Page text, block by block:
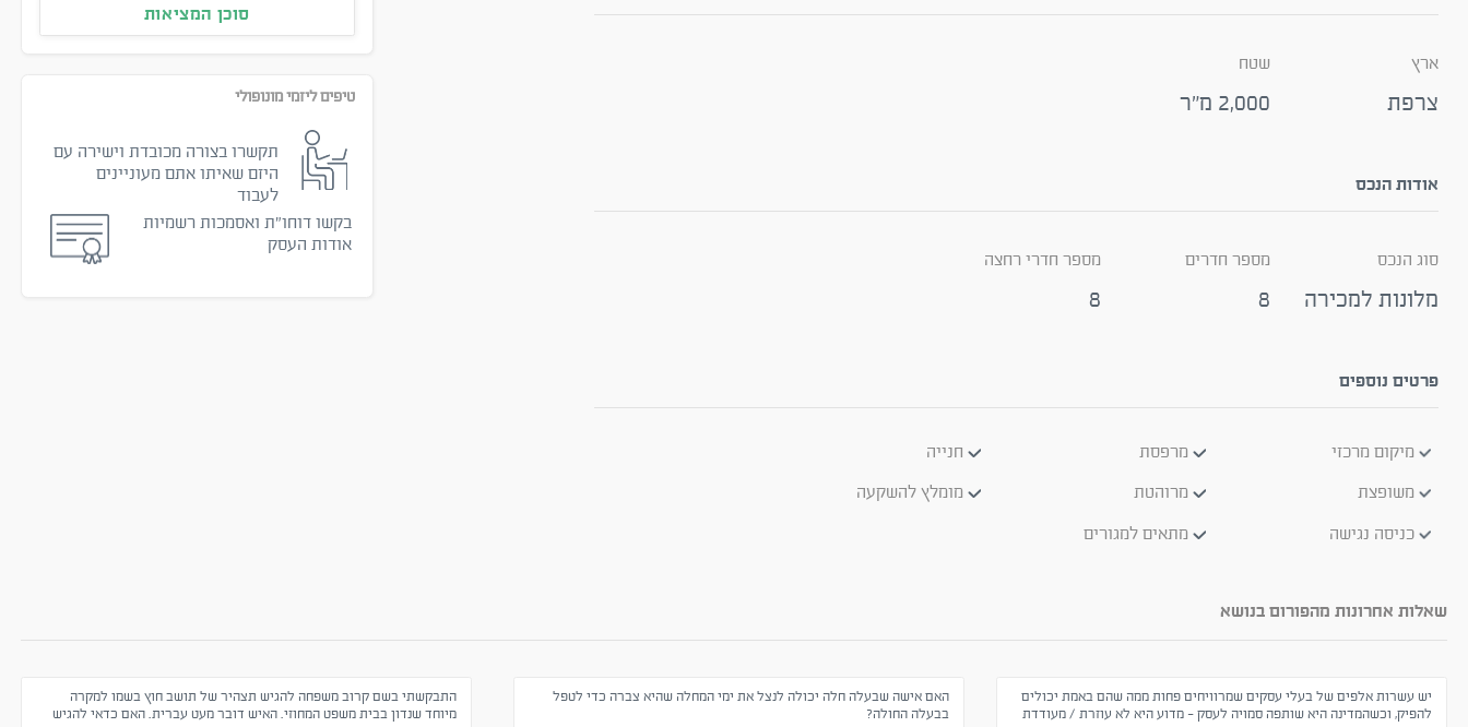
ארץ
צרפת
שטח
2,000 מ״ר
אודות הנכס
סוג הנכס
מלונות למכירה
מספר חדרים
8
מספר חדרי רחצה
8
פרטים נוספים
מיקום מרכזי מרפסת
חנייה
משופצת
מרוהטת
מומלץ להשקעה
כניסה נגישה
מתאים למגורים
סוכן המציאות
טיפים ליזמי מונופולי
תקשרו בצורה מכובדת וישירה עם
היזם שאיתו אתם מעוניינים
לעבוד
בקשו דוחו״ת ואסמכות רשמיות
אודות העסק
שאלות אחרונות מהפורום בנושא
יש עשרות אלפים של בעלי עסקים שמרוויחים פחות ממה שהם באמת יכולים
להפיק, וכשהמדינה היא שותפה סמויה לעסק - מדוע היא לא עוזרת / מעודדת
האם אישה שבעלה חלה יכולה לנצל את ימי המחלה שהיא צברה כדי לטפל
בבעלה החולה?
התבקשתי בשם קרוב משפחה להגיש תצהיר של תושב חוץ בשמו למקרה
מיוחד שנדון בבית משפט המחוזי. האיש דובר מעט עברית. האם כדאי להגיש